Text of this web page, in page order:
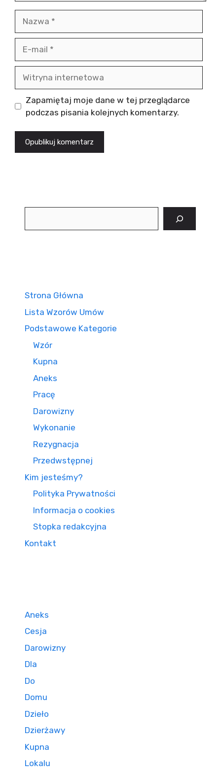
mail
internetowa
Zapamiętaj moje dane w tej przeglądarce
podczas pisania kolejnych komentarzy.
Strona Główna
Lista Wzorów Umów
Podstawowe Kategorie
Wzór
Kupna
Aneks
Pracę
Darowizny
Wykonanie
Rezygnacja
Przedwstępnej
Kim jesteśmy?
Polityka Prywatności
Informacja o cookies
Stopka redakcyjna
Kontakt
Aneks
Cesja
Darowizny
Dla
Do
Domu
Dzieło
Dzierżawy
Kupna
Lokalu